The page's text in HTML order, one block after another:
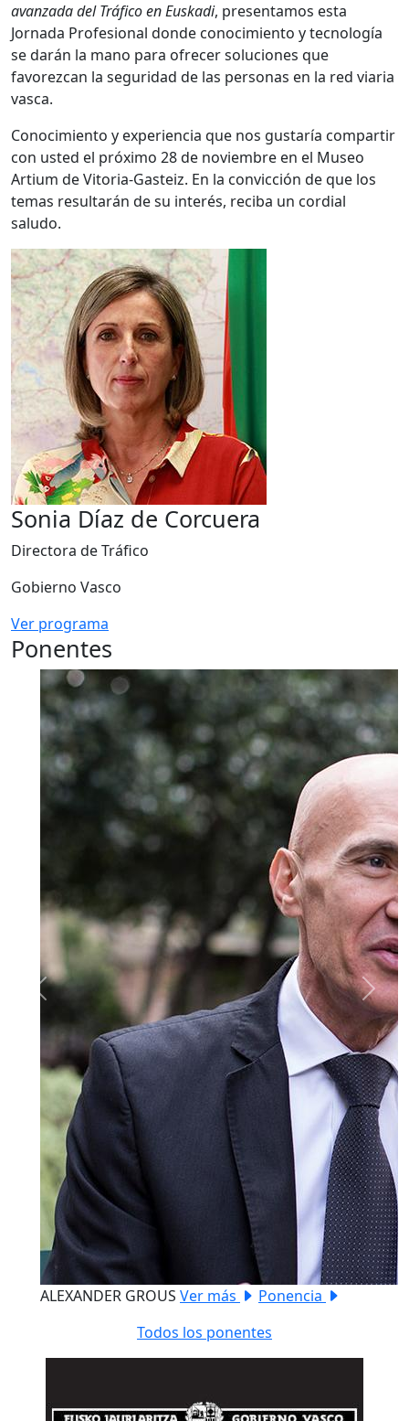
avanzada del Tráfico en Euskadi, presentamos esta
Jornada Profesional donde conocimiento y tecnología
se darán la mano para ofrecer soluciones que
favorezcan la seguridad de las personas en la red viaria
vasca.
Conocimiento y experiencia que nos gustaría compartir
con usted el próximo 28 de noviembre en el Museo
Artium de Vitoria-Gasteiz. En la convicción de que los
temas resultarán de su interés, reciba un cordial
saludo.
Sonia Díaz de Corcuera
Directora de Tráfico
Gobierno Vasco
Ver programa
Ponentes
Previous
ALEXANDER GROUS Ver más Ponencia
Next
Todos los ponentes